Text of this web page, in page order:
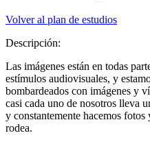
Volver al plan de estudios
Descripción:
Las imágenes están en todas
estímulos audiovisuales, y
bombardeados con imágenes y
casi cada uno de nosotros lleva
y constantemente hacemos
rodea.